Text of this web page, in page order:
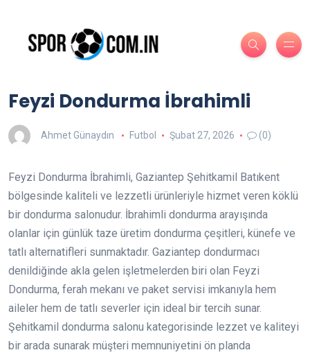
Feyzi Dondurma İbrahimli
Ahmet Günaydın Futbol Şubat 27, 2026 (0)
Feyzi Dondurma İbrahimli, Gaziantep Şehitkamil Batıkent
bölgesinde kaliteli ve lezzetli ürünleriyle hizmet veren köklü
bir dondurma salonudur. İbrahimli dondurma arayışında
olanlar için günlük taze üretim dondurma çeşitleri, künefe ve
tatlı alternatifleri sunmaktadır. Gaziantep dondurmacı
denildiğinde akla gelen işletmelerden biri olan Feyzi
Dondurma, ferah mekanı ve paket servisi imkanıyla hem
aileler hem de tatlı severler için ideal bir tercih sunar.
Şehitkamil dondurma salonu kategorisinde lezzet ve kaliteyi
bir arada sunarak müşteri memnuniyetini ön planda